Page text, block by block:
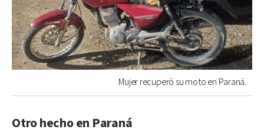
Mujer recuperó su moto en Paraná.
Otro hecho en Paraná